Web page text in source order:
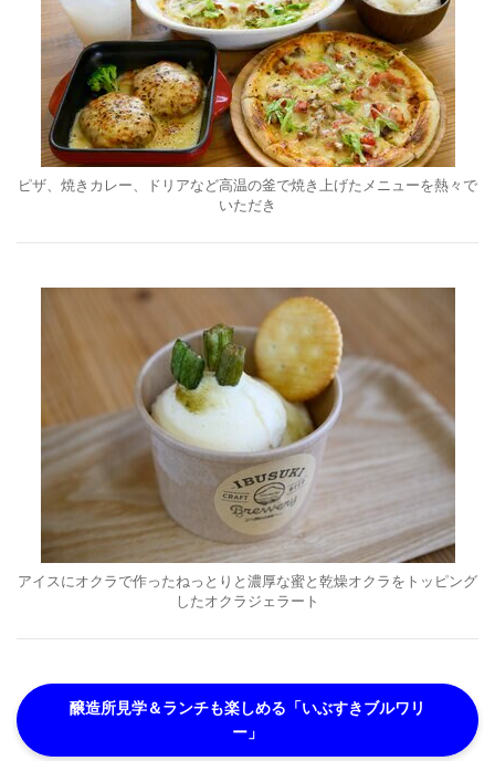
ピザ、焼きカレー、ドリアなど高温の釜で焼き上げたメニューを熱々で
いただき
アイスにオクラで作ったねっとりと濃厚な蜜と乾燥オクラをトッピング
したオクラジェラート
醸造所見学＆ランチも楽しめる「いぶすきブルワリ
ー」